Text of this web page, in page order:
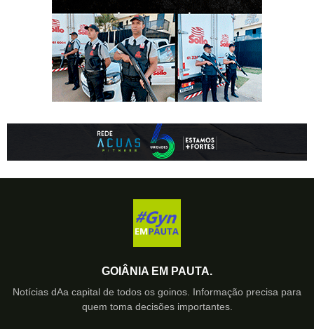
GOIÂNIA EM PAUTA.
Notícias dAa capital de todos os goinos. Informação precisa para
quem toma decisões importantes.